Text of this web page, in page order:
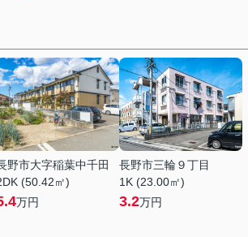
野市大字稲葉中千田
(50.42㎡)
万円
長野市三輪９丁目
1K (23.00㎡)
3.2万円